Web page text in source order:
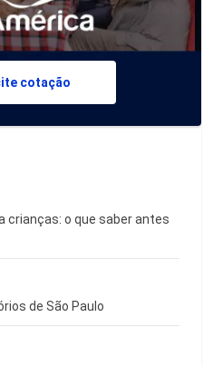
cotação
crianças: o que saber antes
de São Paulo